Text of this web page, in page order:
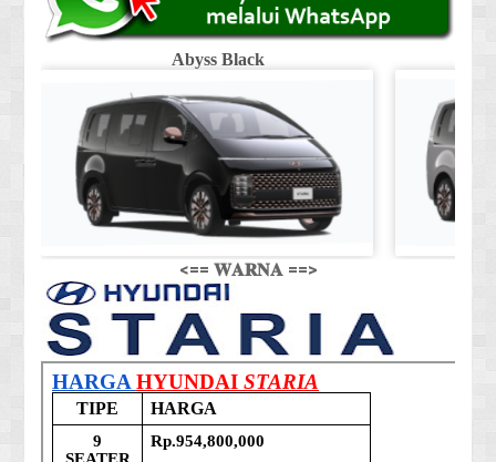
Abyss Black
<== 𝐖𝐀𝐑𝐍𝐀 ==>